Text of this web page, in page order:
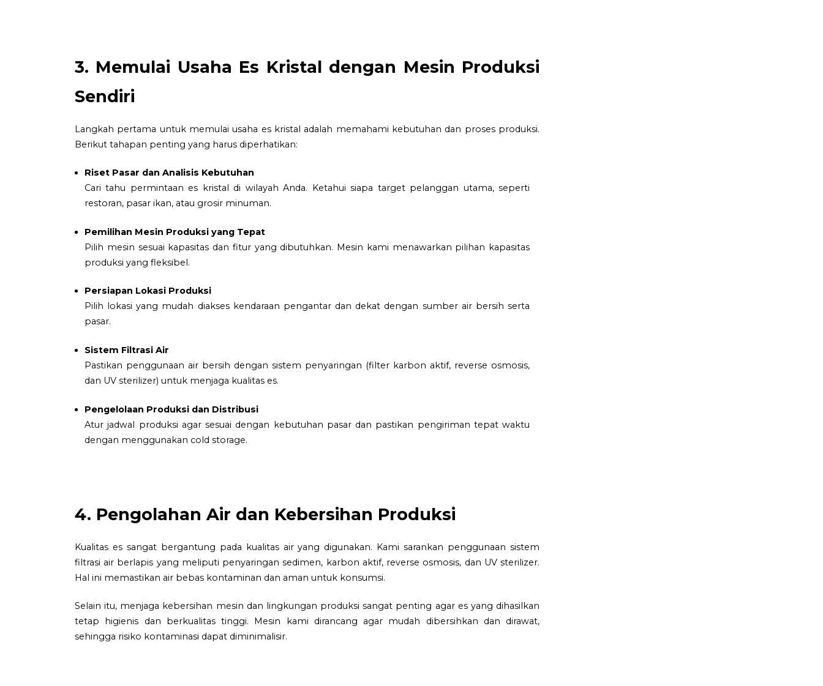
3. Memulai Usaha Es Kristal dengan Mesin Produksi
Sendiri
Langkah pertama untuk memulai usaha es kristal adalah memahami kebutuhan dan proses produksi.
Berikut tahapan penting yang harus diperhatikan:
Riset Pasar dan Analisis Kebutuhan
Cari tahu permintaan es kristal di wilayah Anda. Ketahui siapa target pelanggan utama, seperti
restoran, pasar ikan, atau grosir minuman.
Pemilihan Mesin Produksi yang Tepat
Pilih mesin sesuai kapasitas dan fitur yang dibutuhkan. Mesin kami menawarkan pilihan kapasitas
produksi yang fleksibel.
Persiapan Lokasi Produksi
Pilih lokasi yang mudah diakses kendaraan pengantar dan dekat dengan sumber air bersih serta
pasar.
Sistem Filtrasi Air
Pastikan penggunaan air bersih dengan sistem penyaringan (filter karbon aktif, reverse osmosis,
dan UV sterilizer) untuk menjaga kualitas es.
Pengelolaan Produksi dan Distribusi
Atur jadwal produksi agar sesuai dengan kebutuhan pasar dan pastikan pengiriman tepat waktu
dengan menggunakan cold storage.
4. Pengolahan Air dan Kebersihan Produksi
Kualitas es sangat bergantung pada kualitas air yang digunakan. Kami sarankan penggunaan sistem
filtrasi air berlapis yang meliputi penyaringan sedimen, karbon aktif, reverse osmosis, dan UV sterilizer.
Hal ini memastikan air bebas kontaminan dan aman untuk konsumsi.
Selain itu, menjaga kebersihan mesin dan lingkungan produksi sangat penting agar es yang dihasilkan
tetap higienis dan berkualitas tinggi. Mesin kami dirancang agar mudah dibersihkan dan dirawat,
sehingga risiko kontaminasi dapat diminimalisir.